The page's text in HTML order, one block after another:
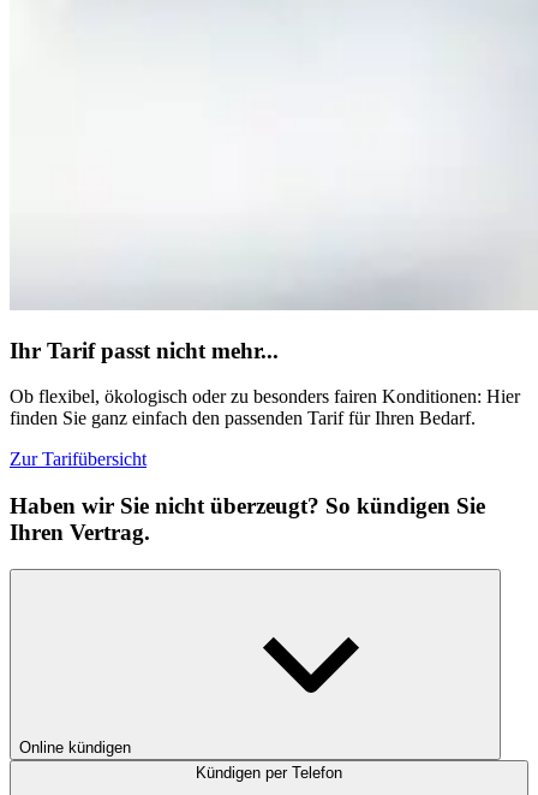
Ihr Tarif passt nicht mehr...
Ob flexibel, ökologisch oder zu besonders fairen Konditionen: Hier
finden Sie ganz einfach den passenden Tarif für Ihren Bedarf.
Zur Tarifübersicht
Haben wir Sie nicht überzeugt? So kündigen Sie
Ihren Vertrag.
Online kündigen
Kündigen per Telefon